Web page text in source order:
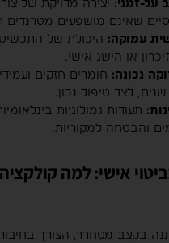
על-זמני: יצירה מדויקת של
שאינם מושפעים מטרנדים
עמוקה: היכולת של
או הישג אישי.
נכונה: חומרים חזקים
לצד טיפול נכון.
תעודות גמולוגיות
והבטחה למקוריות.
אישי: למה
בקצב מסחרר, הצורך בחיבור